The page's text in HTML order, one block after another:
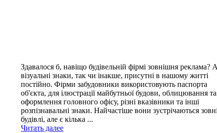
Здавалося б, навіщо будівельній фірмі зовнішня реклама?
візуальні знаки, так чи інакше, присутні в нашому житті
постійно. Фірми забудовники використовують паспорта
об'єкта, для ілюстрації майбутньої будови, облицювання та
оформлення головного офісу, різні вказівники та інші
розпізнавальні знаки. Найчастіше вони зустрічаються
будівлі, але є кілька ...
Читать далее